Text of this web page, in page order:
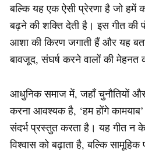
बल्कि यह एक ऐसी प्रेरणा है जो हमें
बढ़ने की शक्ति देती है। इस गीत की
आशा की किरण जगाती हैं और यह
बावजूद, संघर्ष करने वालों की मेहनत
आधुनिक समाज में, जहाँ चुनौतियों
करना आवश्यक है, ‘हम होंगे
संदर्भ प्रस्तुत करता है। यह गीत न
विश्वास को बढ़ाता है, बल्कि